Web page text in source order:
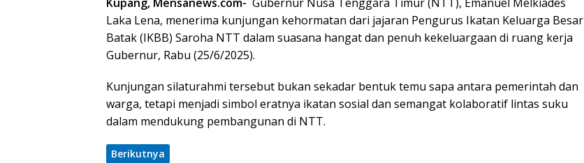
Laka Lena, menerima kunjungan kehormatan dari jajaran Pengurus Ikatan Keluarga Besar
Batak (IKBB) Saroha NTT dalam suasana hangat dan penuh kekeluargaan di ruang kerja
Gubernur, Rabu (25/6/2025).
Kunjungan silaturahmi tersebut bukan sekadar bentuk temu sapa antara pemerintah dan
warga, tetapi menjadi simbol eratnya ikatan sosial dan semangat kolaboratif lintas suku
dalam mendukung pembangunan di NTT.
Berikutnya